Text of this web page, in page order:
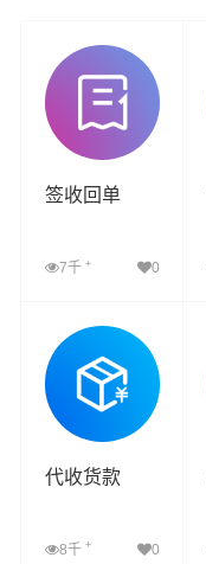
签收回单
7千 + 0
查看详细
代收货款
8千 + 0